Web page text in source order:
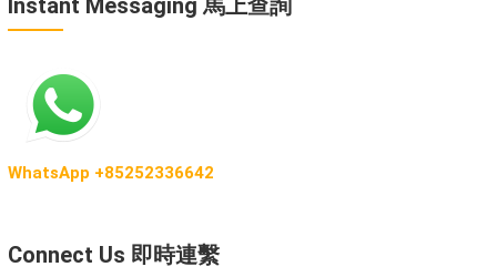
Instant Messaging 馬上查詢
WhatsApp +85252336642
Connect Us 即時連繫